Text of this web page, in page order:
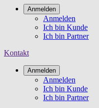
Anmelden
Anmelden
Ich bin Kunde
Ich bin Partner
Kontakt
Anmelden
Anmelden
Ich bin Kunde
Ich bin Partner